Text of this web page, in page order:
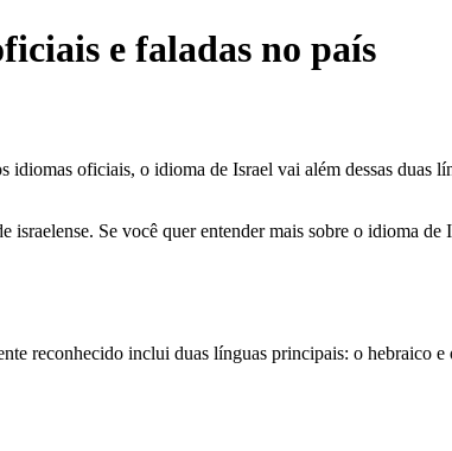
e faladas no país
oficiais, o idioma de Israel vai além dessas duas
Se você quer entender mais sobre o idioma
reconhecido inclui duas línguas principais: o hebraico e